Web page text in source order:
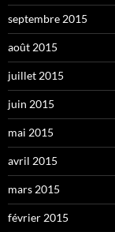
septembre 2015
août 2015
juillet 2015
juin 2015
mai 2015
avril 2015
mars 2015
février 2015